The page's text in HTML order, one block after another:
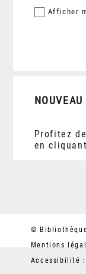
Afficher
Profitez
en
©
Mentions
Accessibilité